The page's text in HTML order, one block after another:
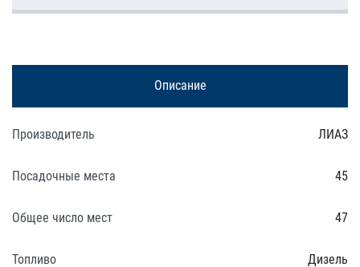
Описание
Производитель ЛИАЗ
Посадочные места 45
Общее число мест 47
Топливо Дизель